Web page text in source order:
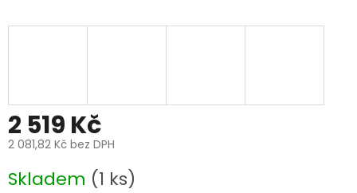
2 519 Kč
2 081,82 Kč bez DPH
cena:
Skladem (1 ks)